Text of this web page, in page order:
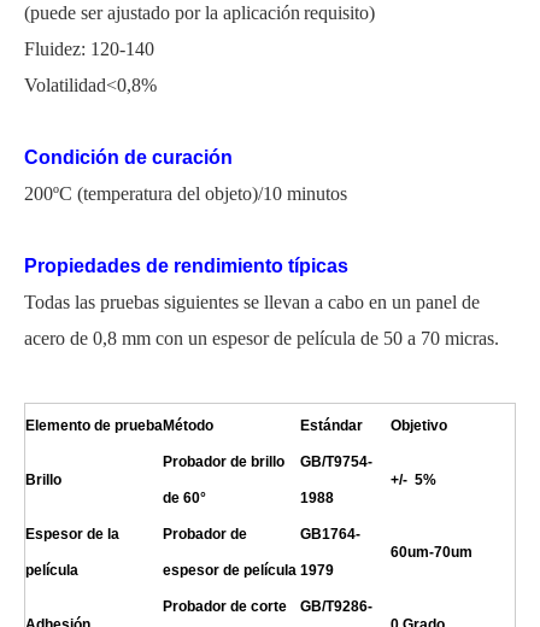
(puede ser ajustado por la aplicación requisito)
Fluidez: 120-140
Volatilidad<0,8%
Condición de curación
200ºC (temperatura del objeto)/10 minutos
Propiedades de rendimiento típicas
Todas las pruebas siguientes se llevan a cabo en un panel de
acero de 0,8 mm con un espesor de película de 50 a 70 micras.
Elemento de pruebaMétodo Estándar Objetivo
Brillo
Probador de brillo
de 60°
GB/T9754-
1988
+/- 5%
Espesor de la
película
Probador de
espesor de película
GB1764-
1979
60um-70um
Probador de corte
GB/T9286-